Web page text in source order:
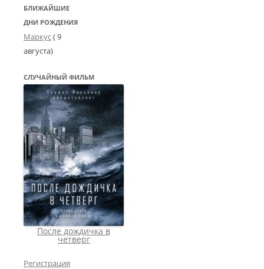
БЛИЖАЙШИЕ
ДНИ РОЖДЕНИЯ
Маркус( 9
августа)
СЛУЧАЙНЫЙ ФИЛЬМ
После дождичка в
четверг
Регистрация